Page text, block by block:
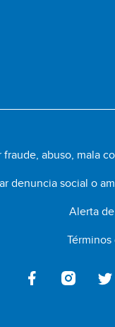
fraude, abuso, mala
denuncia social o
Alerta